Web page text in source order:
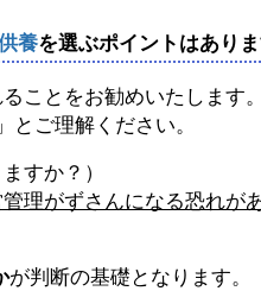
養を選ぶポイントはあり
ことをお勧めいたします
とご理解ください。
すか？）
理がずさんになる恐れが
が判断の基礎となります。